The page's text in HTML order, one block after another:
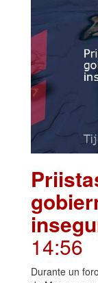
14:56
Durante un